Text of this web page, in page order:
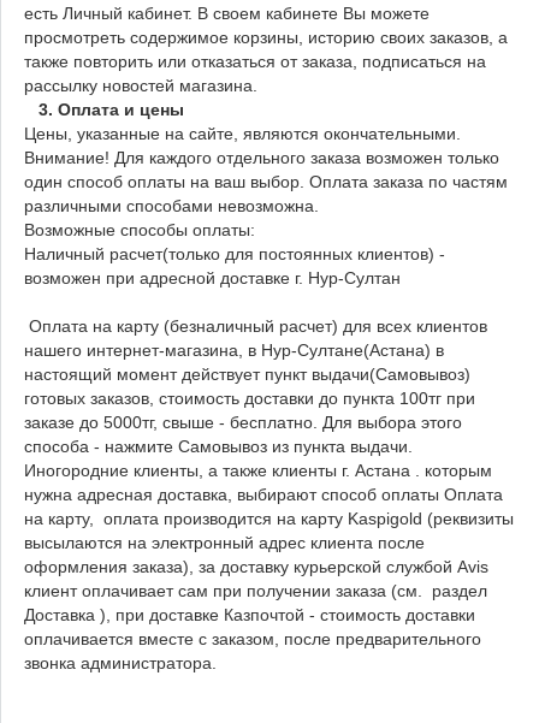
есть Личный кабинет. В своем кабинете Вы можете
просмотреть содержимое корзины, историю своих заказов, а
также повторить или отказаться от заказа, подписаться на
рассылку новостей магазина.
3. Оплата и цены
Цены, указанные на сайте, являются окончательными.
Внимание! Для каждого отдельного заказа возможен только
один способ оплаты на ваш выбор. Оплата заказа по частям
различными способами невозможна.
Возможные способы оплаты:
Наличный расчет(только для постоянных клиентов) -
возможен при адресной доставке г. Нур-Султан
Оплата на карту (безналичный расчет) для всех клиентов
нашего интернет-магазина, в Нур-Султане(Астана) в
настоящий момент действует пункт выдачи(Самовывоз)
готовых заказов, стоимость доставки до пункта 100тг при
заказе до 5000тг, свыше - бесплатно. Для выбора этого
способа - нажмите Самовывоз из пункта выдачи.
Иногородние клиенты, а также клиенты г. Астана . которым
нужна адресная доставка, выбирают способ оплаты Оплата
на карту, оплата производится на карту Kaspigold (реквизиты
высылаются на электронный адрес клиента после
оформления заказа), за доставку курьерской службой Avis
клиент оплачивает сам при получении заказа (см. раздел
Доставка ), при доставке Казпочтой - стоимость доставки
оплачивается вместе с заказом, после предварительного
звонка администратора.